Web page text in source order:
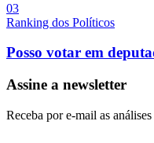
03
Ranking dos Políticos
Posso votar em
Assine a newsletter
Receba por e-mail as